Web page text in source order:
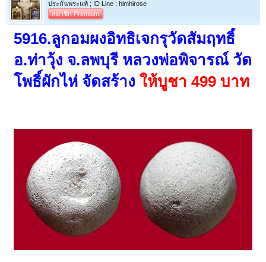
ประกันพระแท้ ; ID Line ; himhirose
สมาชิก Premium
5916.ลูกอมผงอิทธิเจกรุวัดสัมฤทธิ์
อ.ท่าวุ้ง จ.ลพบุรี หลวงพ่อพิจารณ์ วัด
โพธิ์ผักไห่ จัดสร้างให้บูชา 499 บาท